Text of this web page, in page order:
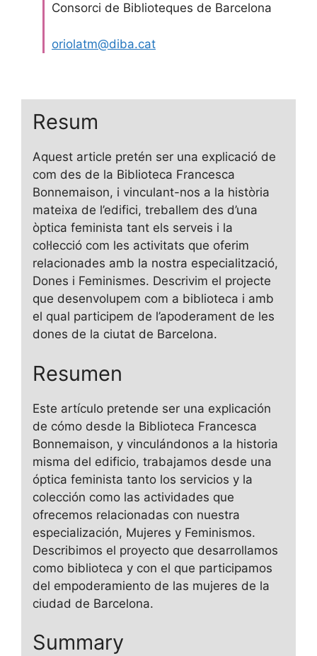
Consorci de Biblioteques de Barcelona
oriolatm@diba.cat
Resum
Aquest article pretén ser una explicació de
com des de la Biblioteca Francesca
Bonnemaison, i vinculant-nos a la història
mateixa de l’edifici, treballem des d’una
òptica feminista tant els serveis i la
col·lecció com les activitats que oferim
relacionades amb la nostra especialització,
Dones i Feminismes. Descrivim el projecte
que desenvolupem com a biblioteca i amb
el qual participem de l’apoderament de les
dones de la ciutat de Barcelona.
Resumen
Este artículo pretende ser una explicación
de cómo desde la Biblioteca Francesca
Bonnemaison, y vinculándonos a la historia
misma del edificio, trabajamos desde una
óptica feminista tanto los servicios y la
colección como las actividades que
ofrecemos relacionadas con nuestra
especialización, Mujeres y Feminismos.
Describimos el proyecto que desarrollamos
como biblioteca y con el que participamos
del empoderamiento de las mujeres de la
ciudad de Barcelona.
Summary